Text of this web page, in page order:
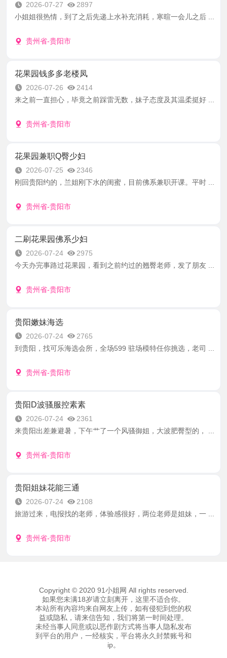
2026-07-27
2897
小姐姐很热情，到了之后先递上水补充消耗，寒暄一会儿之后 ...
贵州省-贵阳市
花果园钱多多老楼凤
2026-07-26
2414
来之前一直担心，毕竟之前踩雷无数，妹子态度及其温柔挺好 ...
贵州省-贵阳市
花果园兼职Q臀少妇
2026-07-25
2346
刚回贵阳约的，兰姐刚下水的闺蜜，目前佛系兼职开课。平时 ...
贵州省-贵阳市
二刷花果园佛系少妇
2026-07-24
2975
今天办完事路过花果园，看到之前约过的翘臀老师，发了朋友 ...
贵州省-贵阳市
贵阳嫩妹海选
2026-07-24
2765
到贵阳，找可乐海选会所，全场599 驻场模特任你挑选，老司 ...
贵州省-贵阳市
贵阳D波骚服控素素
2026-07-24
2361
来贵阳出差兼避暑，下午艹了一个风骚御姐，大波肥臀型的， ...
贵州省-贵阳市
贵阳姐妹花能三通
2026-07-24
2108
旅游过来，电报找的老师，体验感很好，两位老师是姐妹，一 ...
贵州省-贵阳市
Copyright © 2020 91小姐网 All rights reserved.
如果您未满18岁请立刻离开，这里不适合你。
本站所有內容均来自网友上传，如有侵犯到您的权
益或隐私，请来信告知，我们将第一时间处理。
未经当事人同意或以恶作剧方式将当事人隐私发布
到平台的用户，一经核实，平台将永久封禁账号和
ip。